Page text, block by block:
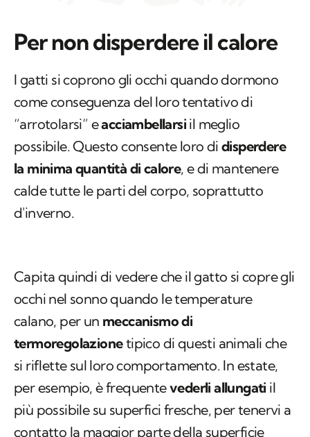
Per non disperdere il calore
I gatti si coprono gli occhi quando dormono
come conseguenza del loro tentativo di
“arrotolarsi” eacciambellarsi il meglio
possibile. Questo consente loro di disperdere
la minima quantità di calore, e di mantenere
calde tutte le parti del corpo, soprattutto
d'inverno.
Capita quindi di vedere che il gatto si copre gli
occhi nel sonno quando le temperature
calano, per un meccanismo di
termoregolazionetipico di questi animali che
si riflette sul loro comportamento. In estate,
per esempio, è frequentevederli allungati il
più possibile su superfici fresche, per tenervi a
contatto la maggior parte della superficie